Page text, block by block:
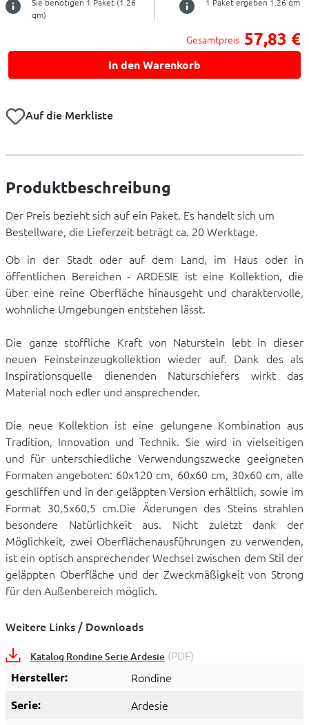
qm)
Gesamtpreis 57,83 €
In den Warenkorb
Auf die Merkliste
Produktbeschreibung
Der Preis bezieht sich auf ein Paket. Es handelt sich um
Bestellware, die Lieferzeit beträgt ca. 20 Werktage.
Ob in der Stadt oder auf dem Land, im Haus oder in
öffentlichen Bereichen - ARDESIE ist eine Kollektion, die
über eine reine Oberfläche hinausgeht und charaktervolle,
wohnliche Umgebungen entstehen lässt.
Die ganze stoffliche Kraft von Naturstein lebt in dieser
neuen Feinsteinzeugkollektion wieder auf. Dank des als
Inspirationsquelle dienenden Naturschiefers wirkt das
Material noch edler und ansprechender.
Die neue Kollektion ist eine gelungene Kombination aus
Tradition, Innovation und Technik. Sie wird in vielseitigen
und für unterschiedliche Verwendungszwecke geeigneten
Formaten angeboten: 60x120 cm, 60x60 cm, 30x60 cm, alle
geschliffen und in der geläppten Version erhältlich, sowie im
Format 30,5x60,5 cm.Die Äderungen des Steins strahlen
besondere Natürlichkeit aus. Nicht zuletzt dank der
Möglichkeit, zwei Oberflächenausführungen zu verwenden,
ist ein optisch ansprechender Wechsel zwischen dem Stil der
geläppten Oberfläche und der Zweckmäßigkeit von Strong
für den Außenbereich möglich.
Weitere Links / Downloads
Katalog Rondine Serie Ardesie (PDF)
Hersteller: Rondine
Serie: Ardesie